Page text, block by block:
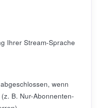
Ihrer Stream-Sprache
wenn
B. Nur-Abonnenten-